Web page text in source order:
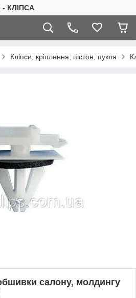
- КЛІПСА
Кліпси, кріплення, пістон, пукля
салону, молдингу